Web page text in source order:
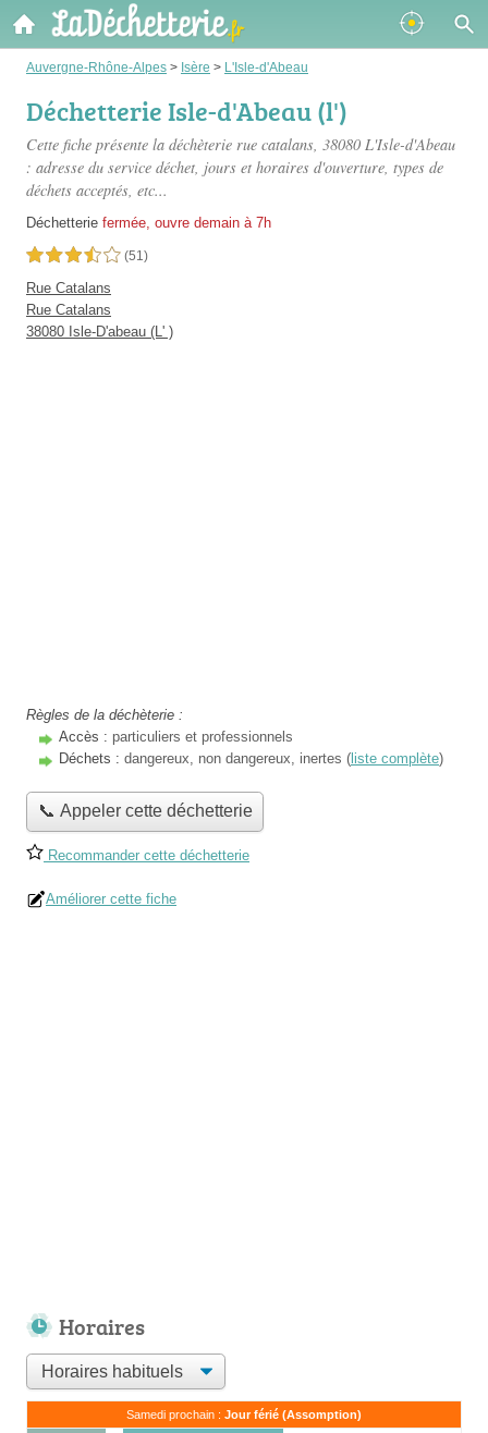
Auvergne-Rhône-Alpes > Isère > L'Isle-d'Abeau
Déchetterie Isle-d'Abeau (l')
Cette fiche présente la déchèterie rue catalans, 38080 L'Isle-d'Abeau
: adresse du service déchet, jours et horaires d'ouverture, types de
déchets acceptés, etc...
Déchetterie fermée, ouvre demain à 7h
3,5 étoiles sur 5 (51)
Rue Catalans
Rue Catalans
38080 Isle-D'abeau (L' )
Règles de la déchèterie :
Accès : particuliers et professionnels
Déchets : dangereux, non dangereux, inertes ( liste complète)
📞 Appeler cette déchetterie
Recommander cette déchetterie
Améliorer cette fiche
Horaires
Samedi prochain : Jour férié (Assomption)